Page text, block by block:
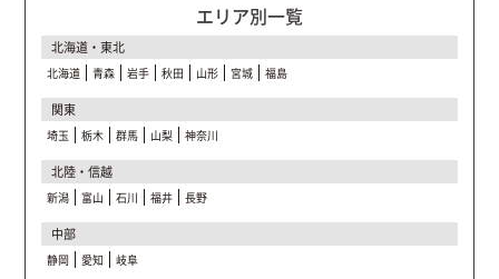
エリア別一覧
北海道・東北
北海道 青森 岩手 秋田 山形 宮城 福島
関東
埼玉 栃木 群馬 山梨 神奈川
北陸・信越
新潟 富山 石川 福井 長野
中部
静岡 愛知 岐阜